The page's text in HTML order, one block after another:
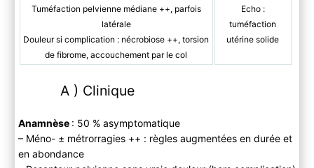
Tuméfaction pelvienne médiane ++, parfois
latérale
Douleur si complication : nécrobiose ++, torsion
de fibrome, accouchement par le col
Echo :
tuméfaction
utérine solide
A ) Clinique
Anamnèse : 50 % asymptomatique
– Méno- ± métrorragies ++ : règles augmentées en durée et
en abondance